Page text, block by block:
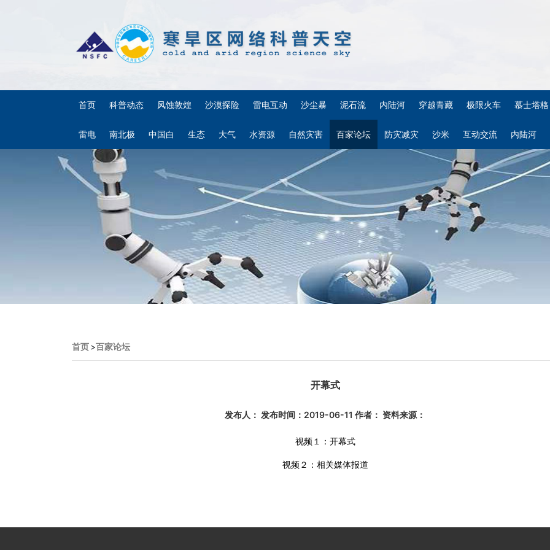
首页 科普动态 风蚀敦煌 沙漠探险 雷电互动 沙尘暴 泥石流 内陆河 穿越青藏 极限火车 慕士塔格
雷电 南北极 中国白 生态 大气 水资源 自然灾害 百家论坛 防灾减灾 沙米 互动交流 内陆河
首页>百家论坛
开幕式
发布人： 发布时间：2019-06-11 作者： 资料来源：
视频１：开幕式
视频２：相关媒体报道